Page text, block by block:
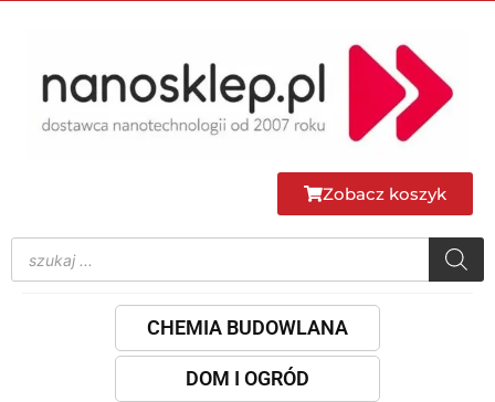
Zobacz koszyk
CHEMIA BUDOWLANA
DOM I OGRÓD